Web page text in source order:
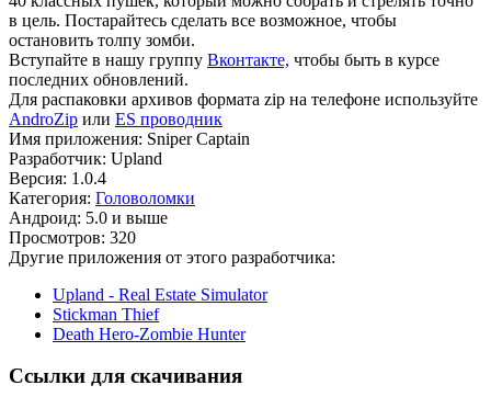
в цель. Постарайтесь сделать все возможное, чтобы
остановить толпу зомби.
Вступайте в нашу группу Вконтакте, чтобы быть в курсе
последних обновлений.
Для распаковки архивов формата zip на телефоне используйте
AndroZip или ES проводник
Имя приложения: Sniper Captain
Разработчик: Upland
Версия: 1.0.4
Категория: Головоломки
Андроид: 5.0 и выше
Просмотров: 320
Другие приложения от этого разработчика:
Upland - Real Estate Simulator
Stickman Thief
Death Hero-Zombie Hunter
Ссылки для скачивания